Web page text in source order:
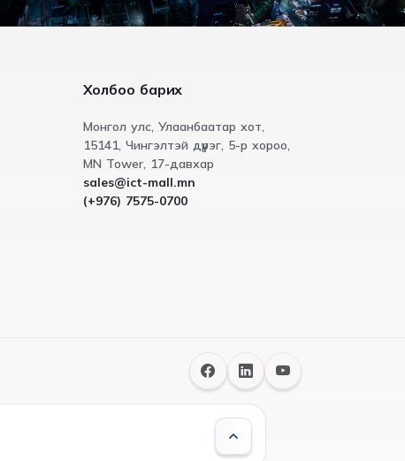
Холбоо барих
Монгол улс, Улаанбаатар хот,
15141, Чингэлтэй дүүрэг, 5-р хороо,
МN Tower, 17-давхар
sales@ict-mall.mn
(+976) 7575-0700